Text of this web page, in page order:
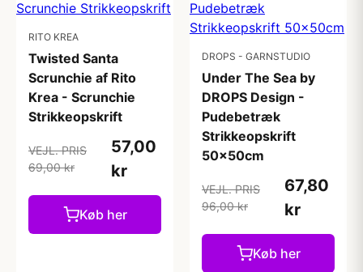
RITO KREA
Twisted Santa
Scrunchie af Rito
Krea - Scrunchie
Strikkeopskrift
VEJL. PRIS
69,00 kr
57,00
kr
Køb her
DROPS - GARNSTUDIO
Under The Sea by
DROPS Design -
Pudebetræk
Strikkeopskrift
50x50cm
VEJL. PRIS
96,00 kr
67,80
kr
Køb her